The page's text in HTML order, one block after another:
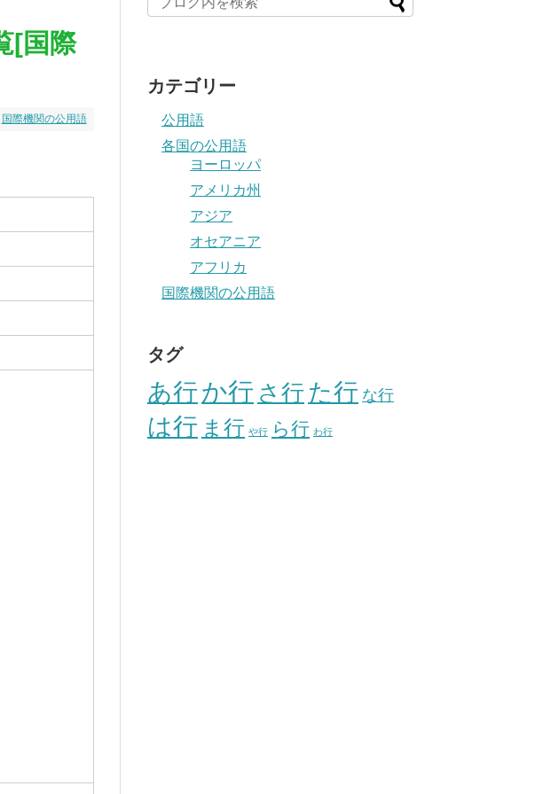
[国際
国際機関の公用語
カテゴリー
公用語
各国の公用語
ヨーロッパ
アメリカ州
アジア
オセアニア
アフリカ
国際機関の公用語
タグ
あ行か行 さ行た行 な行
は行 ま行 や行 ら行 わ行